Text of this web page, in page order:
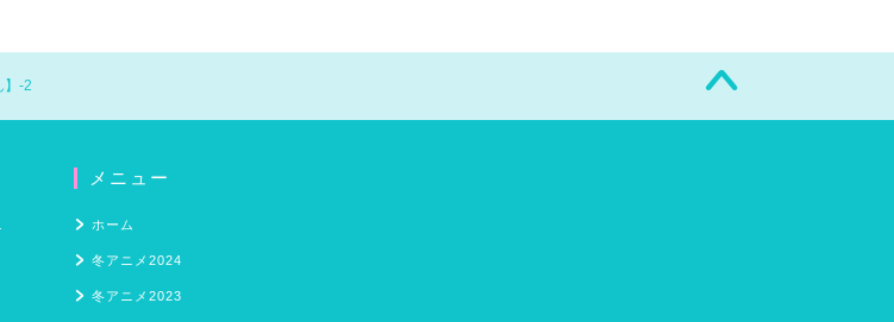
】-2
メニュー
ホーム
冬アニメ2024
冬アニメ2023